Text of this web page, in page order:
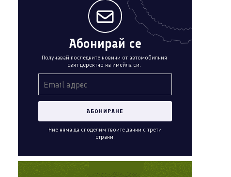
Абонирай се
Получавай последните новини от автомобилния
свят деректно на имейла си.
Ние няма да споделим твоите данни с трети
страни.